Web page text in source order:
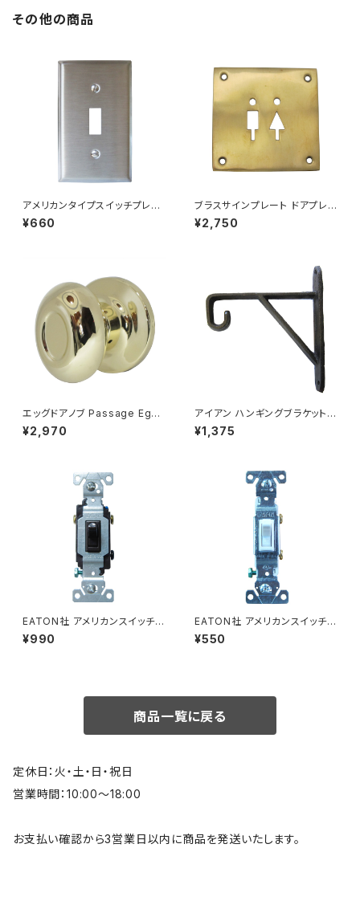
その他の商品
アメリカンタイプスイッチプレー
ト 1口 ステンレスヘアライン
¥660
ブラスサインプレート ドアプレ
ート 真鍮 案内 トイレ TOILET
L
¥2,750
エッグドアノブ Passage Egg
Knobset 空錠 ブライトブラス
¥2,970
アイアン ハンギングブラケット
ウォールフック DIY HANGING
BRACKET
¥1,375
EATON社 アメリカンスイッチ 3
路タンブラースイッチ ブラウン
アメリカ製
¥990
EATON社 アメリカンスイッチ
片切タンブラースイッチ ホワイ
ト アメリカ製
¥550
商品一覧に戻る
定休日：火・土・日・祝日
営業時間：10:00～18:00
お支払い確認から3営業日以内に商品を発送いたします。